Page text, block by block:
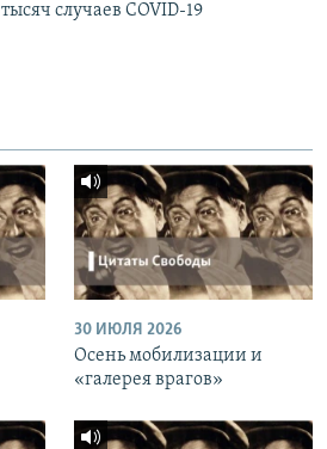
тысяч случаев COVID-19
30 ИЮЛЯ 2026
Осень мобилизации и
«галерея врагов»